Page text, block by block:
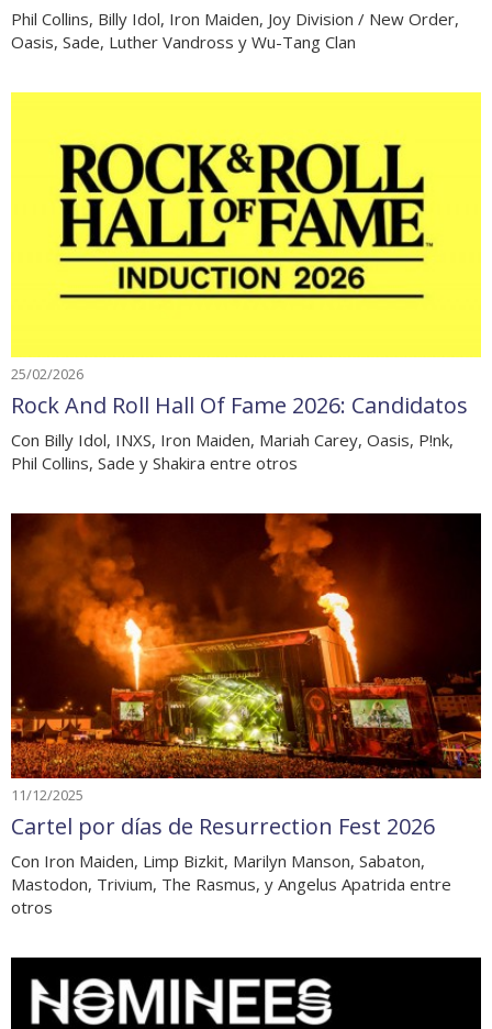
Phil Collins, Billy Idol, Iron Maiden, Joy Division / New Order,
Oasis, Sade, Luther Vandross y Wu-Tang Clan
25/02/2026
Rock And Roll Hall Of Fame 2026: Candidatos
Con Billy Idol, INXS, Iron Maiden, Mariah Carey, Oasis, P!nk,
Phil Collins, Sade y Shakira entre otros
11/12/2025
Cartel por días de Resurrection Fest 2026
Con Iron Maiden, Limp Bizkit, Marilyn Manson, Sabaton,
Mastodon, Trivium, The Rasmus, y Angelus Apatrida entre
otros